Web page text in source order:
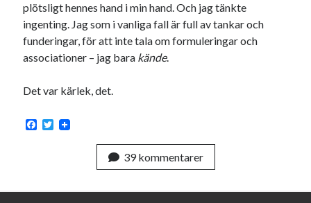
Pejpalla!
plötsligt hennes hand i min hand. Och jag tänkte
ingenting. Jag som i vanliga fall är full av tankar och
funderingar, för att inte tala om formuleringar och
associationer – jag bara kände.
Det var kärlek, det.
F
o
T
r
39 kommentarer